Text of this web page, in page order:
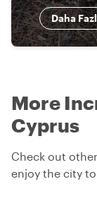
Daha
More
Cyprus
Check out
enjoy the city to